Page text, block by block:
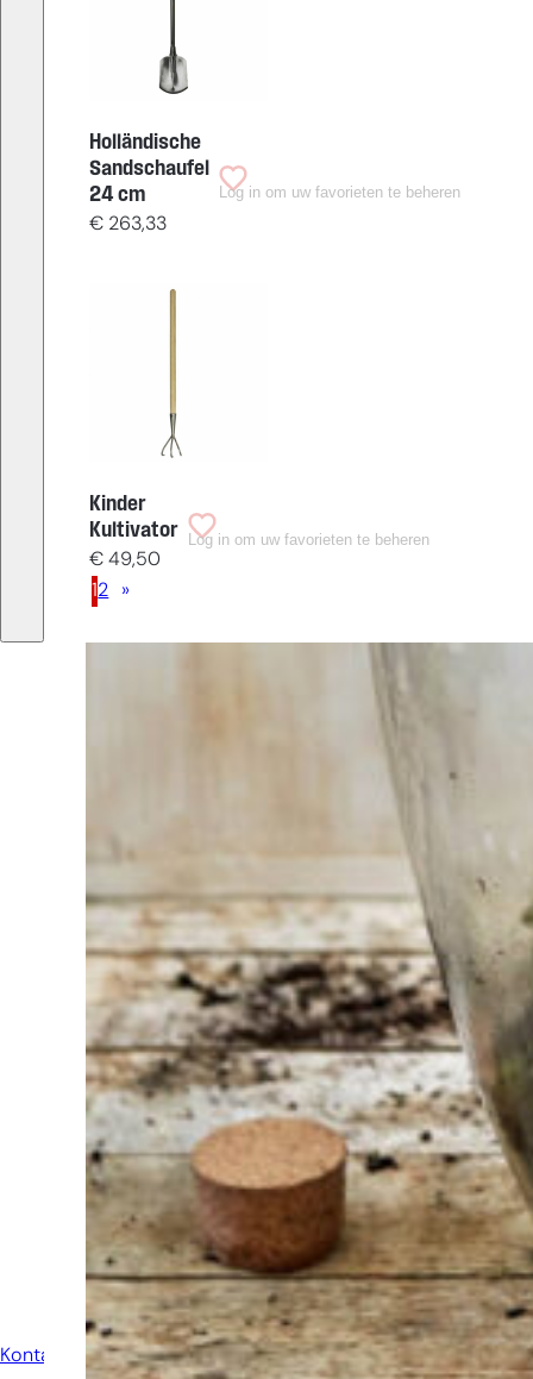
Holländische
Sandschaufel
24 cm
€263,33
Log in om uw favorieten te beheren
Kinder
Kultivator
€49,50
Log in om uw favorieten te beheren
12 »
Auswahl?
Werkzeug für Ihren Job
Bei Sneeboer sind
wir immer bereit,
anderen zu helfen.
Zögern Sie nicht,
anzurufen oder eine
E-Mail zu senden,
wenn Sie eine Frage
haben. Dann werden
wir Ihre Frage so
schnell wie möglich
beantworten.
Kontakt